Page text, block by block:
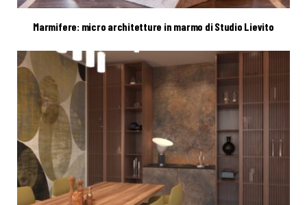
Marmifere: micro architetture in marmo di Studio Lievito